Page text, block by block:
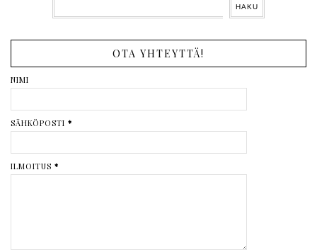
OTA YHTEYTTÄ!
NIMI
SÄHKÖPOSTI *
ILMOITUS *